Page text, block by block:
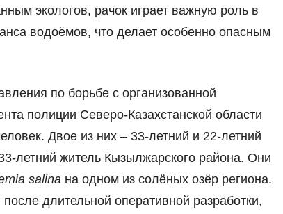
экологов, рачок играет важную роль в
водоёмов, что делает особенно опасным
по борьбе с организованной
полиции Северо-Казахстанской области
Двое из них – 33-летний и 22-летний
летний житель Кызылжарского района. Они
salina на одном из солёных озёр региона.
длительной оперативной разработки,